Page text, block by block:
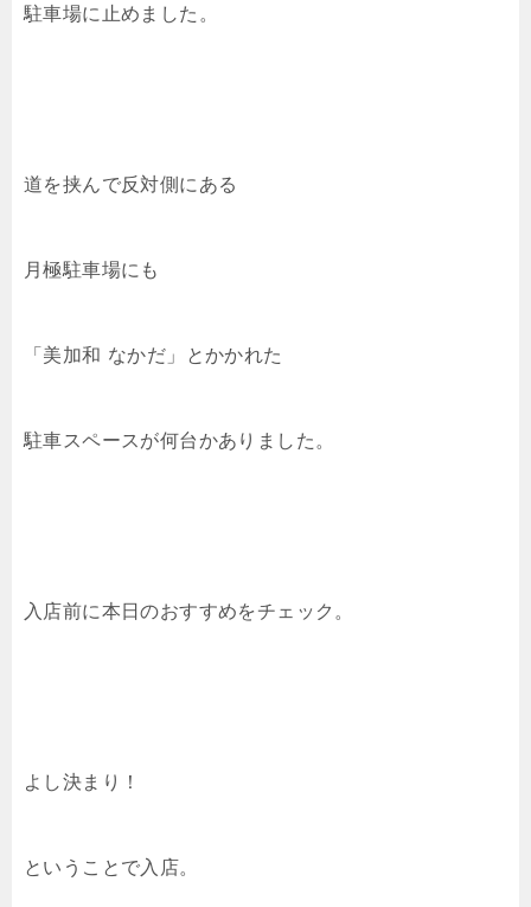
駐車場に止めました。
道を挟んで反対側にある
月極駐車場にも
「美加和 なかだ」とかかれた
駐車スペースが何台かありました。
入店前に本日のおすすめをチェック。
よし決まり！
ということで入店。